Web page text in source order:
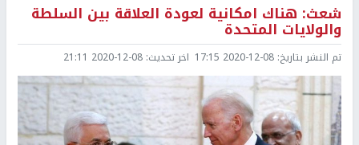
شعث: هناك امكانية لعودة العلاقة بين السلطة
والولايات المتحدة
تم النشر بتاريخ: 2020-12-08 17:15 اخر تحديث: 2020-12-08 21:11